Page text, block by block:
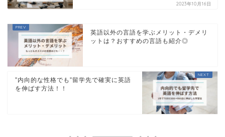
2023年10月16日
英語以外の言語を学ぶメリット・デメリ
ットは？おすすめの言語も紹介◎
”内向的な性格でも”留学先で確実に英語
を伸ばす方法！！